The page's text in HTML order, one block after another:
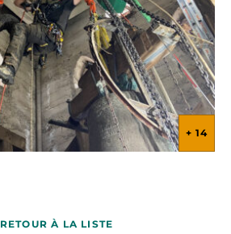
+ 14
+ 14
+ 14
RETOUR À LA LISTE